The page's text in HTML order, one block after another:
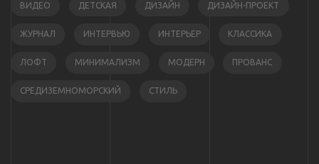
ВИДЕО ДЕТСКАЯ ДИЗАЙН ДИЗАЙН-ПРОЕКТ
ЖУРНАЛ ИНТЕРВЬЮ ИНТЕРЬЕР КЛАССИКА
ЛОФТ МИНИМАЛИЗМ МОДЕРН ПРОВАНС
СРЕДИЗЕМНОМОРСКИЙ СТИЛЬ